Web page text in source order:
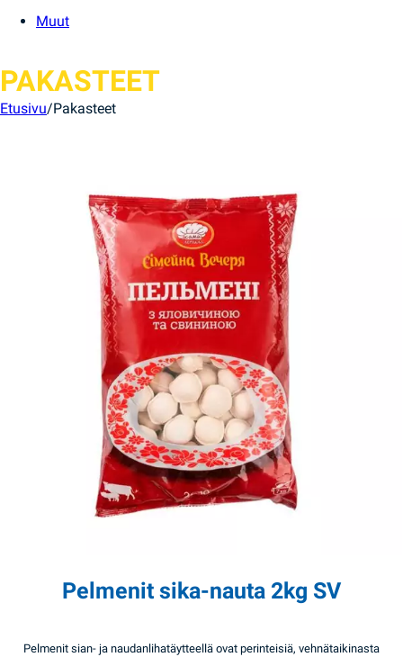
Muut
PAKASTEET
Etusivu/Pakasteet
Pelmenit sika-nauta 2kg SV
Pelmenit sian- ja naudanlihatäytteellä ovat perinteisiä, vehnätaikinasta